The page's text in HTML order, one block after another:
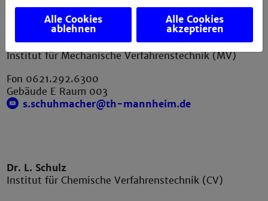
S. Schuhmacher
Institut für Thermische und Biologische
Verfahrenstechnik (TBV)
Institut für Mechanische Verfahrenstechnik (MV)
Fon 0621.292.6300
Gebäude E Raum 003
s.schuhmacher@th-mannheim.de
Dr. L. Schulz
Institut für Chemische Verfahrenstechnik (CV)
Alle Cookies
ablehnen
Alle Cookies
akzeptieren